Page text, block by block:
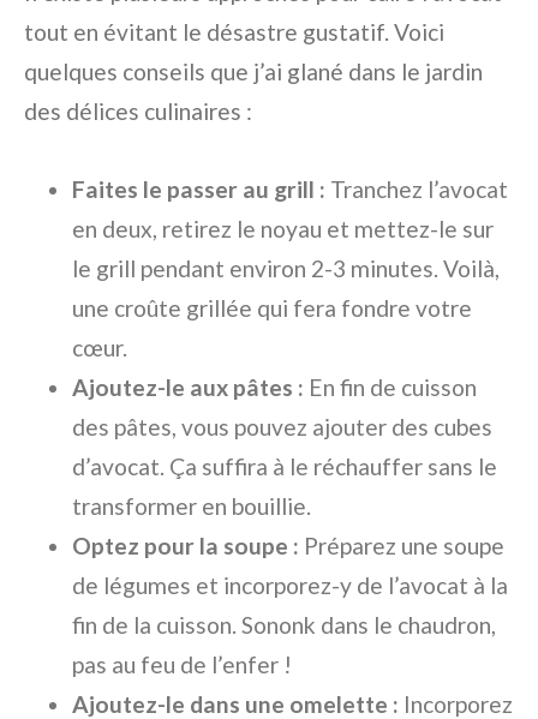
tout en évitant le désastre gustatif. Voici
quelques conseils que j’ai glané dans le jardin
des délices culinaires :
Faites le passer au grill : Tranchez l’avocat
en deux, retirez le noyau et mettez-le sur
le grill pendant environ 2-3 minutes. Voilà,
une croûte grillée qui fera fondre votre
cœur.
Ajoutez-le aux pâtes : En fin de cuisson
des pâtes, vous pouvez ajouter des cubes
d’avocat. Ça suffira à le réchauffer sans le
transformer en bouillie.
Optez pour la soupe : Préparez une soupe
de légumes et incorporez-y de l’avocat à la
fin de la cuisson. Sononk dans le chaudron,
pas au feu de l’enfer !
Ajoutez-le dans une omelette : Incorporez